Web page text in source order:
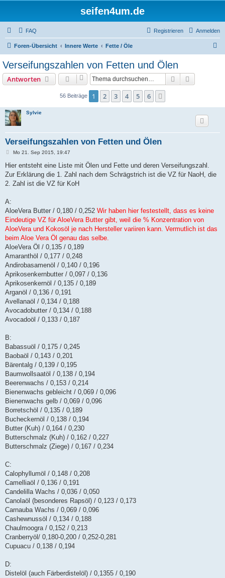
seifen4um.de
FAQ Anmelden
Registrieren
Foren-Übersicht Innere Werte Fette / Öle
Verseifungszahlen von Fetten und Ölen
Antworten Suche
56 Beiträge 1 2 3 4 5 6
Sylvie
Verseifungszahlen von Fetten und Ölen
B
i
r
a
Mo 21. Sep 2015, 19:47
Hier entsteht eine Liste mit Ölen und Fette und deren Verseifungszahl.
Zur Erklärung die 1. Zahl nach dem Schrägstrich ist die VZ für NaoH, die
2. Zahl ist die VZ für KoH
A:
AloeVera Butter / 0,180 / 0,252 Wir haben hier festestellt, dass es keine
Eindeutige VZ für AloeVera Butter gibt, weil die % Konzentration von
AloeVera und Kokosöl je nach Hersteller variiren kann. Vermutlich ist das
beim Aloe Vera Öl genau das selbe.
AloeVera Öl / 0,135 / 0,189
Amaranthöl / 0,177 / 0,248
Andirobasamenöl / 0,140 / 0,196
Aprikosenkernbutter / 0,097 / 0,136
Aprikosenkernöl / 0,135 / 0,189
Arganöl / 0,136 / 0,191
Avellanaöl / 0,134 / 0,188
Avocadobutter / 0,134 / 0,188
Avocadoöl / 0,133 / 0,187
B:
Babassuöl / 0,175 / 0,245
Baobaöl / 0,143 / 0,201
Bärentalg / 0,139 / 0,195
Baumwollsaatöl / 0,138 / 0,194
Beerenwachs / 0,153 / 0,214
Bienenwachs gebleicht / 0,069 / 0,096
Bienenwachs gelb / 0,069 / 0,096
Borretschöl / 0,135 / 0,189
Bucheckernöl / 0,138 / 0,194
Butter (Kuh) / 0,164 / 0,230
Butterschmalz (Kuh) / 0,162 / 0,227
Butterschmalz (Ziege) / 0,167 / 0,234
C:
Calophyllumöl / 0,148 / 0,208
Camelliaöl / 0,136 / 0,191
Candelilla Wachs / 0,036 / 0,050
Canolaöl (besonderes Rapsöl) / 0,123 / 0,173
Carnauba Wachs / 0,069 / 0,096
Cashewnussöl / 0,134 / 0,188
Chaulmoogra / 0,152 / 0,213
Cranberryöl/ 0,180-0,200 / 0,252-0,281
Cupuacu / 0,138 / 0,194
D:
Distelöl (auch Färberdistelöl) / 0,1355 / 0,190